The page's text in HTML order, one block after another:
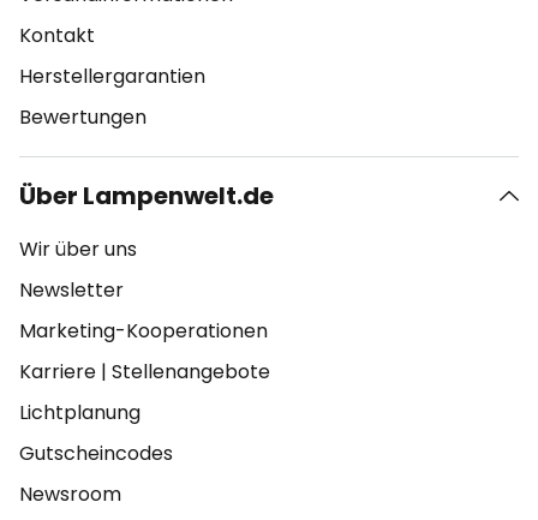
Kontakt
Herstellergarantien
Bewertungen
Über Lampenwelt.de
Wir über uns
Newsletter
Marketing-Kooperationen
Karriere | Stellenangebote
Lichtplanung
Gutscheincodes
Newsroom